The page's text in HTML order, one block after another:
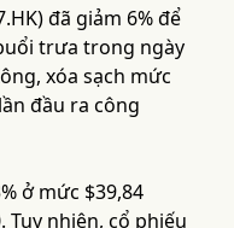
đã giảm 6% để
trưa trong ngày
xóa sạch mức
đầu ra công
ở mức $39,84
nhiên, cổ phiếu